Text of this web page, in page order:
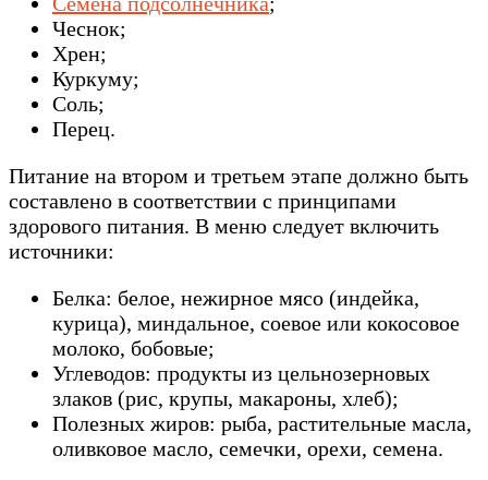
Чеснок;
Хрен;
Куркуму;
Соль;
Перец.
Питание на втором и третьем этапе должно быть
составлено в соответствии с принципами
здорового питания. В меню следует включить
источники:
Белка: белое, нежирное мясо (индейка,
курица), миндальное, соевое или кокосовое
молоко, бобовые;
Углеводов: продукты из цельнозерновых
злаков (рис, крупы, макароны, хлеб);
Полезных жиров: рыба, растительные масла,
оливковое масло, семечки, орехи, семена.